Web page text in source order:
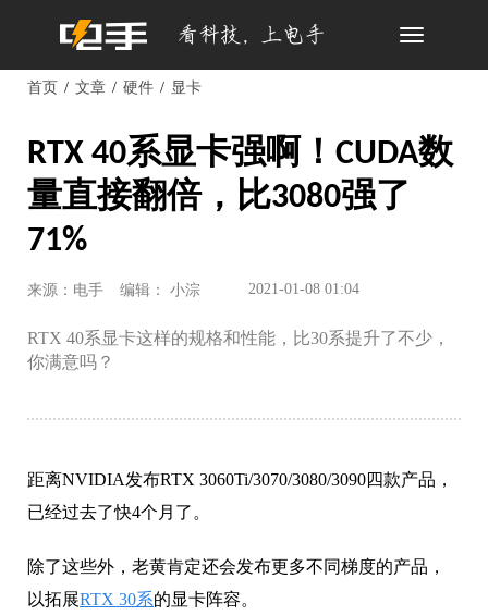
Toggle
首页 文章 硬件 显卡
RTX 40系显卡强啊！CUDA数
量直接翻倍，比3080强了
71%
来源：电手 编辑： 小淙 2021-01-08 01:04
RTX 40系显卡这样的规格和性能，比30系提升了不少，
你满意吗？
距离NVIDIA发布RTX 3060Ti/3070/3080/3090四款产品，
已经过去了快4个月了。
除了这些外，老黄肯定还会发布更多不同梯度的产品，
以拓展RTX 30系的显卡阵容。